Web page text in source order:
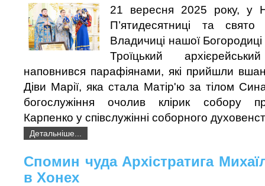
21 вересня 2025 року, у
П’ятидесятниці та свято
Владичиці нашої Богородиці
Троїцький
наповнився парафіянами, які прийшли
Діви Марії, яка стала Матір'ю за тілом
богослужіння очолив клірик собору
Карпенко у співслужінні соборного
Детальніше...
Спомин чуда Архістратига
в Хонех